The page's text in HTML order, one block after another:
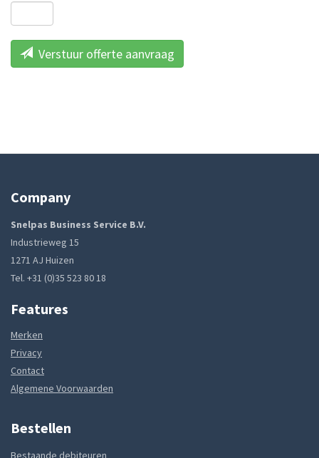
Verstuur offerte aanvraag
Company
Snelpas Business Service B.V.
Industrieweg 15
1271 AJ Huizen
Tel. +31 (0)35 523 80 18
Features
Merken
Privacy
Contact
Algemene Voorwaarden
Bestellen
Bestaande debiteuren